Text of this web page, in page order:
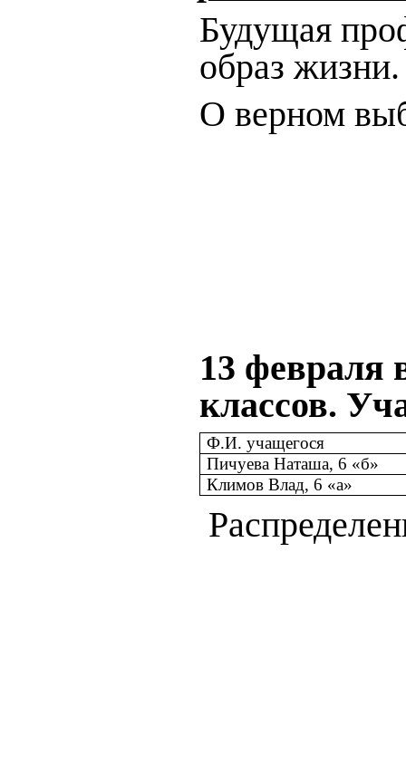
Будущая
образ жизни.
О верном
13
классов.
Ф.И. учащегося
Пичуева Наташа, 6 «б»
Климов Влад, 6 «а»